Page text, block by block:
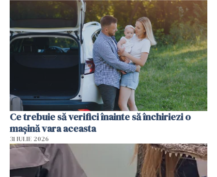
Ce trebuie să verifici înainte să închiriezi o
mașină vara aceasta
31 IULIE 2026